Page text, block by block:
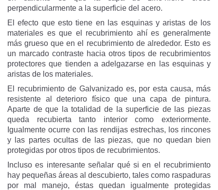
perpendicularmente a la superficie del acero.
El efecto que esto tiene en las esquinas y aristas de los
materiales es que el recubrimiento ahí es generalmente
más grueso que en el recubrimiento de alrededor. Esto es
un marcado contraste hacia otros tipos de recubrimientos
protectores que tienden a adelgazarse en las esquinas y
aristas de los materiales.
El recubrimiento de Galvanizado es, por esta causa, más
resistente al deterioro físico que una capa de pintura.
Aparte de que la totalidad de la superficie de las piezas
queda recubierta tanto interior como exteriormente.
Igualmente ocurre con las rendijas estrechas, los rincones
y las partes ocultas de las piezas, que no quedan bien
protegidas por otros tipos de recubrimientos.
Incluso es interesante señalar qué si en el recubrimiento
hay pequeñas áreas al descubierto, tales como raspaduras
por mal manejo, éstas quedan igualmente protegidas